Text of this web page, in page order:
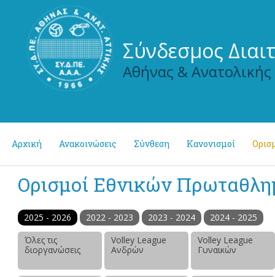
Σύνδεσμος
Αθήνας & Ανατολικής
Αρχική Ανακοινώσεις Σύνθεση Κανονισμοί
Ορισμοί Εθνικών
2025 - 2026 2022 - 2023 2023 - 2024
2024 - 2025
Όλες τις
διοργανώσεις
Volley League
Ανδρών
Volley League
Γυναικών